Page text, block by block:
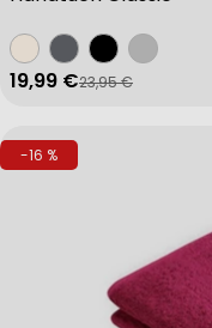
Verkaufspreis
19,99 €
Regulärer Preis
23,95 €
-16 %